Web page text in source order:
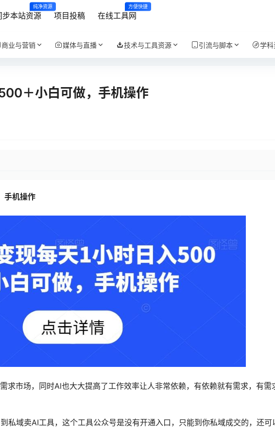
步本站资源
纯净资源
项目投稿 在线工具网
方便快捷
商业与营销 媒体与直播 技术与工具资源 引流与脚本 学
＋小白可做，手机操作
手机操作
求市场，同时Al也大大提高了工作效率让人非常依赖，有依赖就有需求，有需
私域卖AI工具，这个工具公众号是没有开通入口，只能到你私域成交的，还可